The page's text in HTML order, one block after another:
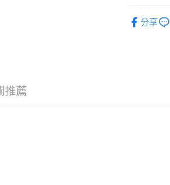
分享
推薦